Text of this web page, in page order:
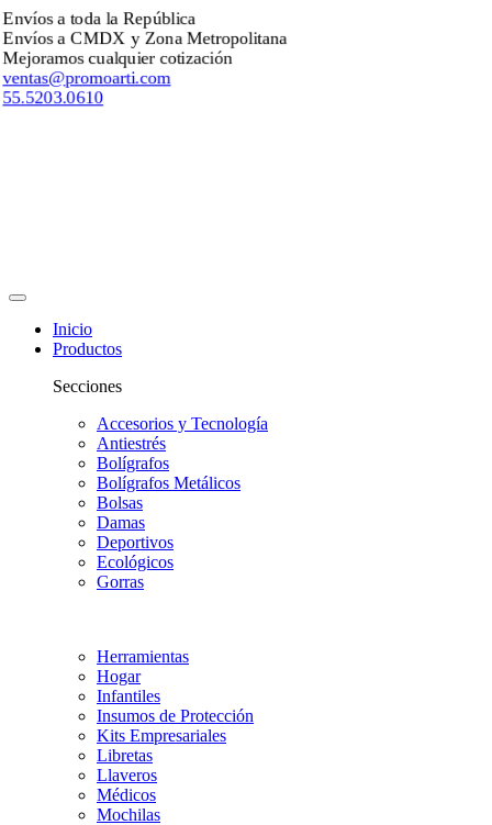
a toda la República
a CMDX y Zona Metropolitana
cualquier cotización
Inicio
Productos
Secciones
Accesorios y Tecnología
Antiestrés
Bolígrafos
Bolígrafos Metálicos
Bolsas
Damas
Deportivos
Ecológicos
Gorras
Herramientas
Hogar
Infantiles
Insumos de Protección
Kits Empresariales
Libretas
Llaveros
Médicos
Mochilas